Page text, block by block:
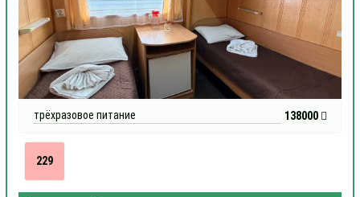
трёхразовое питание 138000
229